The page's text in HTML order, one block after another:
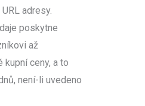
adresy.
poskytne
až
kupní ceny, a to
není-li uvedeno